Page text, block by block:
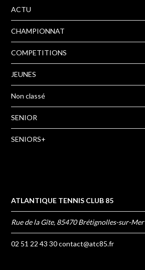
ACTU
CHAMPIONNAT
COMPETITIONS
JEUNES
Non classé
SENIOR
SENIORS+
ATLANTIQUE TENNIS CLUB 85
Rue de la Gîte, 85470 Brétignolles-sur-Mer
02 51 22 43 30contact@atc85.fr